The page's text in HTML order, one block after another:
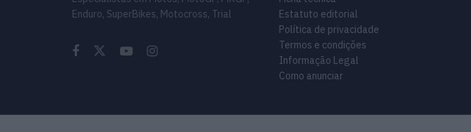
Enduro, SuperBikes, Motocross, Trial
Estatuto editorial
Política de privacidade
Termos e condições
Informação Legal
Como anunciar